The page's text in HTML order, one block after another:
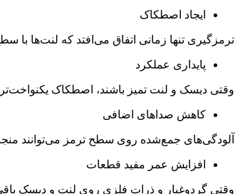
ایجاد اصطکاک
ترمزگیری تنها زمانی اتفاق می‌افتد که لنت‌ها
پایداری عملکرد
وقتی دیسک و لنت تمیز باشند، اصطکاک
کاهش صداهای اضافی
آلودگی‌های جمع‌شده روی سطح ترمز می‌توانند
افزایش عمر مفید قطعات
وقتی گردوغبار و ذرات فلزی روی لنت و دیسک